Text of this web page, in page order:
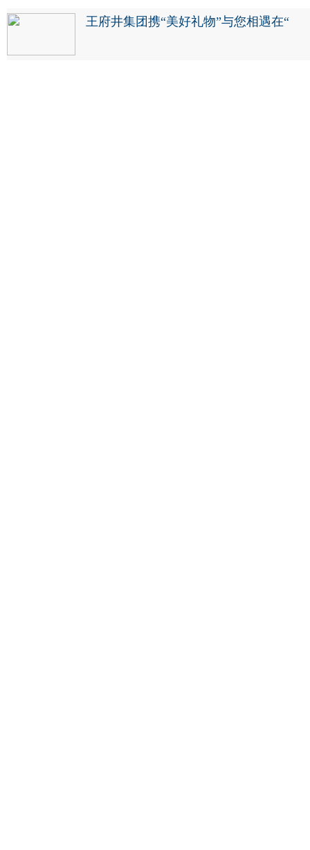
王府井集团携“美好礼物”与您相遇在“